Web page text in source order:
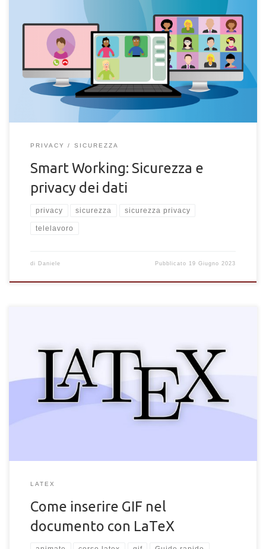
Telelavoro e lavoro in remoto. Quali sono i rischi e e quali
procedure di sicurezza adottare per le aziende per il lavoro a
distanza.
PRIVACY SICUREZZA
Smart Working: Sicurezza e
privacy dei dati
privacy sicurezza sicurezza privacy
telelavoro
di Daniele Pubblicato 19 Giugno 2023
Come inserire file e immagini GIF in un documento LaTeX. Come
integrare una GIF animata in un testo scritto con LaTeX
LATEX
Come inserire GIF nel
documento con LaTeX